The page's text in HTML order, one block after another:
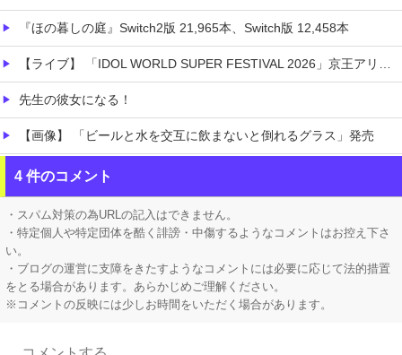
『ほの暮しの庭』Switch2版 21,965本、Switch版 12,458本
【ライブ】 「IDOL WORLD SUPER FESTIVAL 2026」京王アリーナTOKYO開催決定
先生の彼女になる！
【画像】 「ビールと水を交互に飲まないと倒れるグラス」発売
【悲報】 味噌ラーメンで行列、出来ない
【凄すぎる】 力士の嫁に美人が多い理由→「これ」だったｗｗｗｗｗｗｗ
4 件のコメント
・スパム対策の為URLの記入はできません。
・特定個人や特定団体を酷く誹謗・中傷するようなコメントはお控え下さ
い。
・ブログの運営に支障をきたすようなコメントには必要に応じて法的措置
をとる場合があります。あらかじめご理解ください。
※コメントの反映には少しお時間をいただく場合があります。